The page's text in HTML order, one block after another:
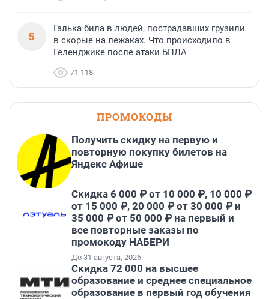
5
Галька била в людей, пострадавших грузили
в скорые на лежаках. Что происходило в
Геленджике после атаки БПЛА
71 118
ПРОМОКОДЫ
Получить скидку на первую и
повторную покупку билетов на
Яндекс Афише
Скидка 6 000 ₽ от 10 000 ₽, 10 000 ₽
от 15 000 ₽, 20 000 ₽ от 30 000 ₽ и
35 000 ₽ от 50 000 ₽ на первый и
все повторные заказы по
промокоду НАБЕРИ
До 31 августа, 2026
Скидка 72 000 на высшее
образование и среднее специальное
образование в первый год обучения